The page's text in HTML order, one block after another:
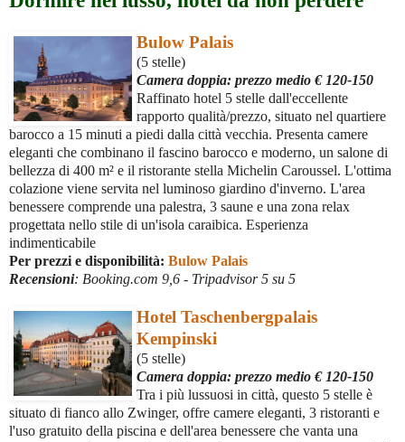
Bulow Palais
(5 stelle)
Camera doppia: prezzo medio € 120-150
Raffinato hotel 5 stelle dall'eccellente
rapporto qualità/prezzo, situato nel quartiere
barocco a 15 minuti a piedi dalla città vecchia. Presenta camere
eleganti che combinano il fascino barocco e moderno, un salone di
bellezza di 400 m² e il ristorante stella Michelin Caroussel. L'ottima
colazione viene servita nel luminoso giardino d'inverno. L'area
benessere comprende una palestra, 3 saune e una zona relax
progettata nello stile di un'isola caraibica. Esperienza
indimenticabile
Per prezzi e disponibilità: Bulow Palais
Recensioni: Booking.com 9,6 - Tripadvisor 5 su 5
Hotel Taschenbergpalais
Kempinski
(5 stelle)
Camera doppia: prezzo medio € 120-150
Tra i più lussuosi in città, questo 5 stelle è
situato di fianco allo Zwinger, offre camere eleganti, 3 ristoranti e
l'uso gratuito della piscina e dell'area benessere che vanta una